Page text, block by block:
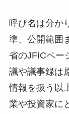
呼び名は分か
準、公開範囲
省のJFICペー
議や議事録は
情報を扱う以
業や投資家に